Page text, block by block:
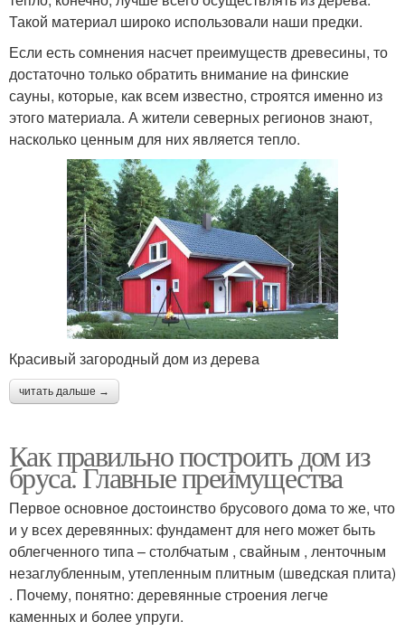
Такой материал широко использовали наши предки.
Если есть сомнения насчет преимуществ древесины, то
достаточно только обратить внимание на финские
сауны, которые, как всем известно, строятся именно из
этого материала. А жители северных регионов знают,
насколько ценным для них является тепло.
Красивый загородный дом из дерева
читать дальше →
Как правильно построить дом из
бруса. Главные преимущества
Первое основное достоинство брусового дома то же, что
и у всех деревянных: фундамент для него может быть
облегченного типа – столбчатым , свайным , ленточным
незаглубленным, утепленным плитным (шведская плита)
. Почему, понятно: деревянные строения легче
каменных и более упруги.